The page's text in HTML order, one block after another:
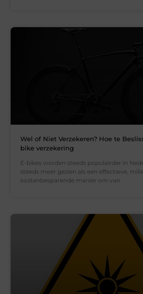
Wel of Niet Verzekeren? Hoe te
bike verzekering
E-bikes worden steeds populairder in
steeds meer gezien als een effectieve,
kostenbesparende manier om van